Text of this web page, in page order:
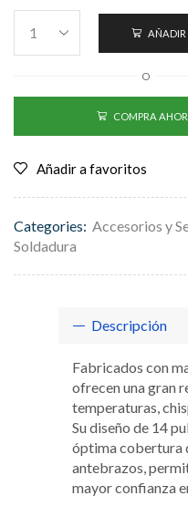
AÑADIR
O
COMPRA
Añadir a favoritos
Categories: Accesorios y
Soldadura
Descripción
Fabricados con
ofrecen una gran
temperaturas,
Su diseño de 14
óptima cobertura
antebrazos,
mayor confianza